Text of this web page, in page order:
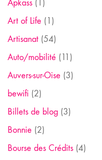
Apkass (1)
Art of Life (1)
Artisanat (54)
Auto/mobilité (11)
Auvers-sur-Oise (3)
bewifi (2)
Billets de blog (3)
Bonnie (2)
Bourse des Crédits (4)